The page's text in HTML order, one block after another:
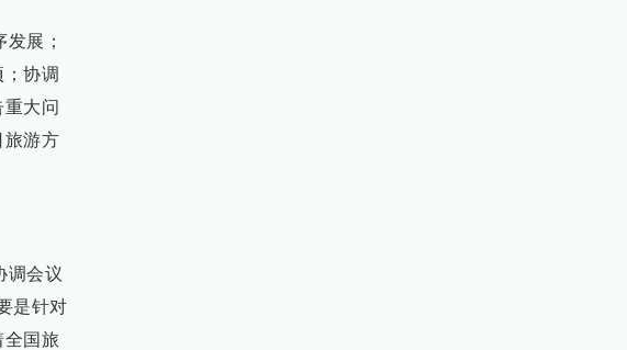
展；
协调
大问
旅游方
调会议
是针对
全国旅